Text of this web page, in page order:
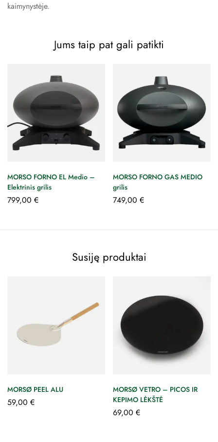
kaimynystėje.
Jums taip pat gali patikti
MORSO FORNO EL Medio –
Elektrinis grilis
799,00 €
MORSO FORNO GAS MEDIO
grilis
749,00 €
Susiję produktai
MORSØ PEEL ALU
59,00 €
MORSØ VETRO – PICOS IR
KEPIMO LĖKŠTĖ
69,00 €